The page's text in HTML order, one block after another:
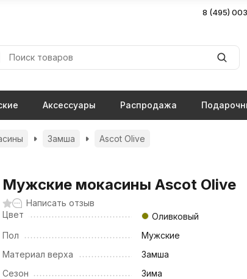
8 (495)
Аксессуары Распродажа
Замша Ascot Olive
Мужские мокасины Ascot Olive
Написать отзыв
Цвет
Оливковый
Пол
Мужские
Материал верха
Замша
Сезон
Зима